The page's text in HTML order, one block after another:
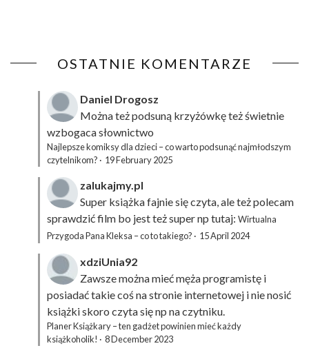
OSTATNIE KOMENTARZE
Daniel Drogosz
Można też podsuną krzyżówkęteż świetnie
wzbogaca słownictwo
Najlepsze komiksy dla dzieci – co warto podsunąć najmłodszym
czytelnikom? · 19 February 2025
zalukajmy.pl
Super książka fajnie się czyta, ale też polecam
sprawdzić film bo jest też super np tutaj: Wirtualna
Przygoda Pana Kleksa – co to takiego? · 15 April 2024
xdziUnia92
Zawsze można mieć męża programistę i
posiadać takie coś na stronie internetowej i nie nosić
książki skoro czyta się np na czytniku.
Planer Książkary – ten gadżet powinien mieć każdy
książkoholik! · 8 December 2023